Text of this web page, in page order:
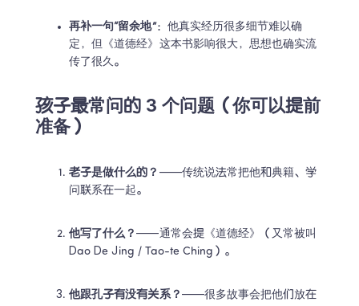
再补一句“留余地”：他真实经历很多细节难以确
定，但《道德经》这本书影响很大，思想也确实流
传了很久。
孩子最常问的 3 个问题（你可以提前
准备）
老子是做什么的？ ——传统说法常把他和典籍、学
问联系在一起。
他写了什么？——通常会提《道德经》（又常被叫
Dao De Jing / Tao-te Ching）。
他跟孔子有没有关系？ ——很多故事会把他们放在